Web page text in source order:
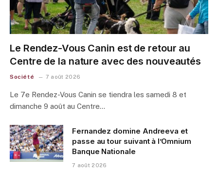
Le Rendez-Vous Canin est de retour au
Centre de la nature avec des nouveautés
Société 7 août 2026
Le 7e Rendez-Vous Canin se tiendra les samedi 8 et
dimanche 9 août au Centre…
Fernandez domine Andreeva et
passe au tour suivant à l’Omnium
Banque Nationale
7 août 2026